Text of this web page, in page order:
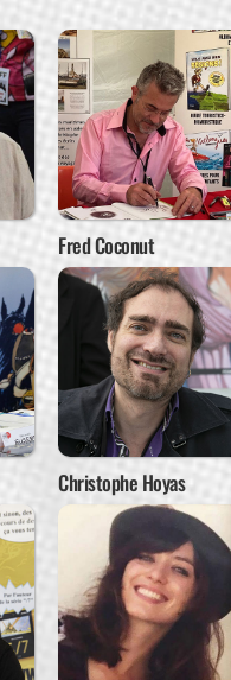
Fred Coconut
Christophe Hoyas